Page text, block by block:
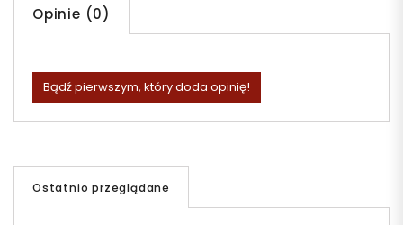
Opinie (0)
Bądź pierwszym, który doda opinię!
Ostatnio przeglądane